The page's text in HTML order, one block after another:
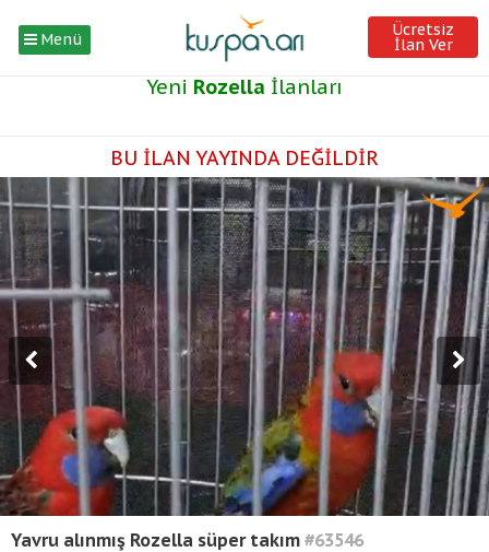
Menü Ücretsiz
İlan Ver
Yeni Rozella İlanları
BU İLAN YAYINDA DEĞİLDİR
Yavru alınmış Rozella süper takım #63546